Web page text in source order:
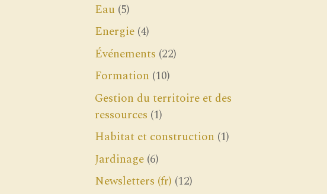
Eau (5)
Energie (4)
Événements (22)
Formation (10)
Gestion du territoire et des
ressources (1)
Habitat et construction (1)
Jardinage (6)
Newsletters (fr) (12)